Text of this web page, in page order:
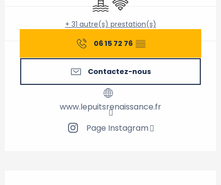
+ 31 autre(s) prestation(s)
06 15 72 76 ▒▒
Contactez-nous
www.lepuitsrenaissance.fr
Page Instagram